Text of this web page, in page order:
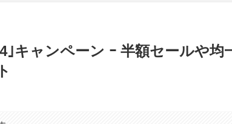
｣キャンペーン ｰ 半額セールや均